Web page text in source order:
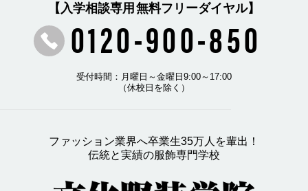
0120-900-850
【入学相談専用 無料フリーダイヤル】
受付時間：月曜日～金曜日9:00～17:00
（休校日を除く）
ファッション業界へ卒業生35万人を輩出！
伝統と実績の服飾専門学校